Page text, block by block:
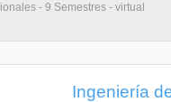
- 9 Semestres - virtual
Ingeniería